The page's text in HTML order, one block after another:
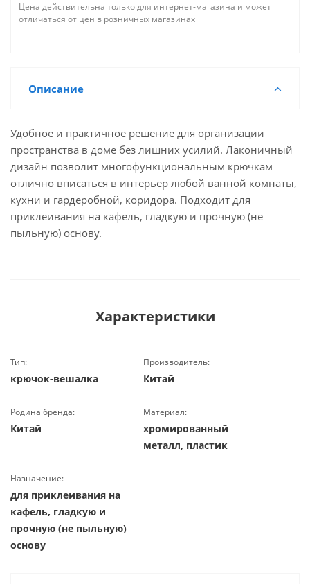
Цена действительна только для интернет-магазина и может
отличаться от цен в розничных магазинах
Описание
Удобное и практичное решение для организации
пространства в доме без лишних усилий. Лаконичный
дизайн позволит многофункциональным крючкам
отлично вписаться в интерьер любой ванной комнаты,
кухни и гардеробной, коридора. Подходит для
приклеивания на кафель, гладкую и прочную (не
пыльную) основу.
Характеристики
Тип:
крючок-вешалка
Производитель:
Китай
Родина бренда:
Китай
Материал:
хромированный
металл, пластик
Назначение:
для приклеивания на
кафель, гладкую и
прочную (не пыльную)
основу